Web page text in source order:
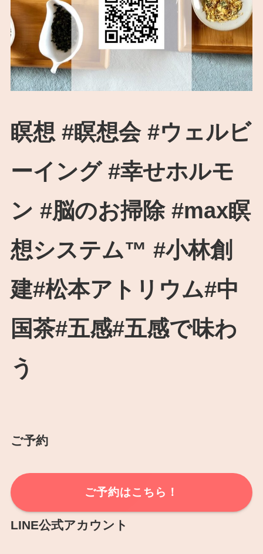
瞑想 #瞑想会 #ウェルビ
ーイング #幸せホルモ
ン #脳のお掃除 #max瞑
想システム™︎ #小林創
建#松本アトリウム#中
国茶#五感#五感で味わ
う
ご予約
ご予約はこちら！
LINE公式アカウント